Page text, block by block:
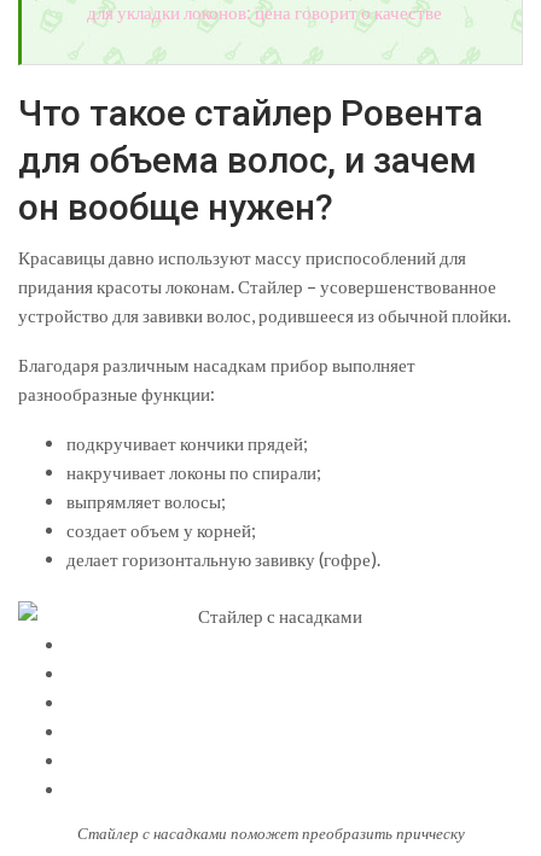
для укладки локонов: цена говорит о качестве
Что такое стайлер Ровента
для объема волос, и зачем
он вообще нужен?
Красавицы давно используют массу приспособлений для
придания красоты локонам. Стайлер – усовершенствованное
устройство для завивки волос, родившееся из обычной плойки.
Благодаря различным насадкам прибор выполняет
разнообразные функции:
подкручивает кончики прядей;
накручивает локоны по спирали;
выпрямляет волосы;
создает объем у корней;
делает горизонтальную завивку (гофре).
Стайлер с насадками поможет преобразить причческу